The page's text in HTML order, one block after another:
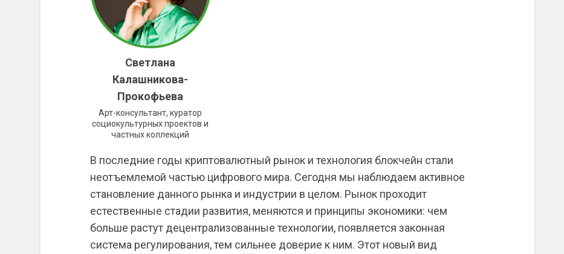
Светлана
Калашникова-
Прокофьева
Арт-консультант, куратор
социокультурных проектов и
частных коллекций
В последние годы криптовалютный рынок и технология блокчейн стали
неотъемлемой частью цифрового мира. Сегодня мы наблюдаем активное
становление данного рынка и индустрии в целом. Рынок проходит
естественные стадии развития, меняются и принципы экономики: чем
больше растут децентрализованные технологии, появляется законная
система регулирования, тем сильнее доверие к ним. Этот новый вид